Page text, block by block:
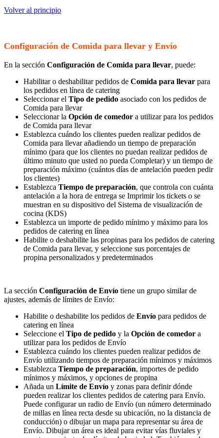
Volver al principio
Configuración de Comida para llevar y Envío
En la sección Configuración de Comida para llevar, puede:
Habilitar o deshabilitar pedidos de Comida para llevar para
los pedidos en línea de catering
Seleccionar el Tipo de pedido asociado con los pedidos de
Comida para llevar
Seleccionar la Opción de comedor a utilizar para los pedidos
de Comida para llevar
Establezca cuándo los clientes pueden realizar pedidos de
Comida para llevar añadiendo un tiempo de preparación
mínimo (para que los clientes no puedan realizar pedidos de
último minuto que usted no pueda Completar) y un tiempo de
preparación máximo (cuántos días de antelación pueden pedir
los clientes)
Establezca Tiempo de preparación, que controla con cuánta
antelación a la hora de entrega se Imprimir los tickets o se
muestran en su dispositivo del Sistema de visualización de
cocina (KDS)
Establezca un importe de pedido mínimo y máximo para los
pedidos de catering en línea
Habilite o deshabilite las propinas para los pedidos de catering
de Comida para llevar, y seleccione sus porcentajes de
propina personalizados y predeterminados
La sección Configuración de Envío tiene un grupo similar de
ajustes, además de límites de Envío:
Habilite o deshabilite los pedidos de Envío para pedidos de
catering en línea
Seleccione el Tipo de pedido y la Opción de comedor a
utilizar para los pedidos de Envío
Establezca cuándo los clientes pueden realizar pedidos de
Envío utilizando tiempos de preparación mínimos y máximos
Establezca Tiempo de preparación, importes de pedido
mínimos y máximos, y opciones de propina
Añada un Límite de Envío y zonas para definir dónde
pueden realizar los clientes pedidos de catering para Envío.
Puede configurar un radio de Envío (un número determinado
de millas en línea recta desde su ubicación, no la distancia de
conducción) o dibujar un mapa para representar su área de
Envío. Dibujar un área es ideal para evitar vías fluviales y